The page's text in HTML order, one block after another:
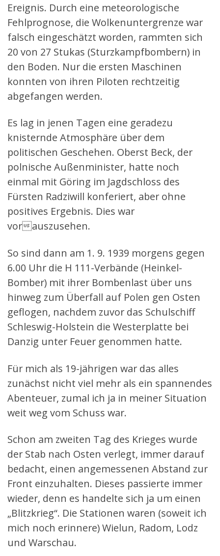
Ereignis. Durch eine meteorologische
Fehlprognose, die Wolkenuntergrenze war
falsch eingeschätzt worden, rammten sich
20 von 27 Stukas (Sturzkampfbombern) in
den Boden. Nur die ersten Maschinen
konnten von ihren Piloten rechtzeitig
abgefangen werden.
Es lag in jenen Tagen eine geradezu
knisternde Atmosphäre über dem
politischen Geschehen. Oberst Beck, der
polnische Außenminister, hatte noch
einmal mit Göring im Jagdschloss des
Fürsten Radziwill konferiert, aber ohne
positives Ergebnis. Dies war
vorauszusehen.
So sind dann am 1. 9. 1939 morgens gegen
6.00 Uhr die H 111-Verbände (Heinkel-
Bomber) mit ihrer Bombenlast über uns
hinweg zum Überfall auf Polen gen Osten
geflogen, nachdem zuvor das Schulschiff
Schleswig-Holstein die Westerplatte bei
Danzig unter Feuer genommen hatte.
Für mich als 19-jährigen war das alles
zunächst nicht viel mehr als ein spannendes
Abenteuer, zumal ich ja in meiner Situation
weit weg vom Schuss war.
Schon am zweiten Tag des Krieges wurde
der Stab nach Osten verlegt, immer darauf
bedacht, einen angemessenen Abstand zur
Front einzuhalten. Dieses passierte immer
wieder, denn es handelte sich ja um einen
„Blitzkrieg“. Die Stationen waren (soweit ich
mich noch erinnere) Wielun, Radom, Lodz
und Warschau.